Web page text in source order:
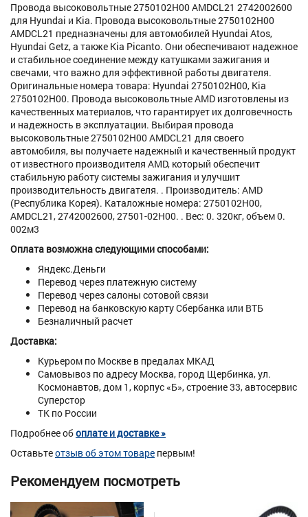
Провода высоковольтные 2750102H00 AMDCL21 2742002600
для Hyundai и Kia. Провода высоковольтные 2750102H00
AMDCL21 предназначены для автомобилей Hyundai Atos,
Hyundai Getz, а также Kia Picanto. Они обеспечивают надежное
и стабильное соединение между катушками зажигания и
свечами, что важно для эффективной работы двигателя.
Оригинальные номера товара: Hyundai 2750102H00, Kia
2750102H00. Провода высоковольтные AMD изготовлены из
качественных материалов, что гарантирует их долговечность
и надежность в эксплуатации. Выбирая провода
высоковольтные 2750102H00 AMDCL21 для своего
автомобиля, вы получаете надежный и качественный продукт
от известного производителя AMD, который обеспечит
стабильную работу системы зажигания и улучшит
производительность двигателя. . Производитель: AMD
(Республика Корея). Каталожные номера: 2750102H00,
AMDCL21, 2742002600, 27501-02H00. . Вес: 0. 320кг, объем 0.
002м3
Оплата возможна следующими способами:
Яндекс.Деньги
Перевод через платежную систему
Перевод через салоны сотовой связи
Перевод на банковскую карту Сбербанка или ВТБ
Безналичный расчет
Доставка:
Курьером по Москве в предалах МКАД
Самовывоз по адресу Москва, город Щербинка, ул.
Космонавтов, дом 1, корпус «Б», строение 33, автосервис
Суперстор
ТК по России
Подробнее обоплате и доставке »
Оставьтеотзыв об этом товаре первым!
Рекомендуем посмотреть